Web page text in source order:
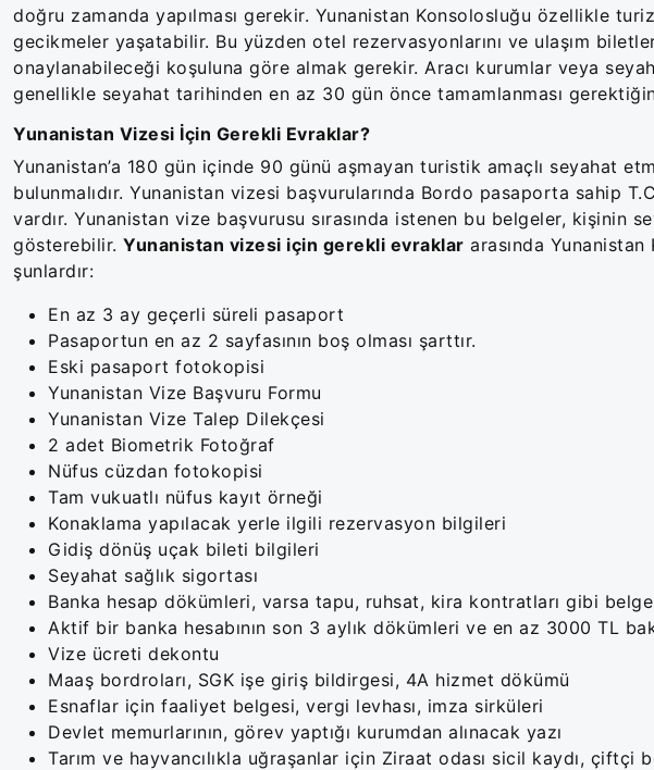
doğru zamanda yapılması gerekir. Yunanistan Konsolosluğu özellikle
gecikmeler yaşatabilir. Bu yüzden otel rezervasyonlarını ve ulaşım
onaylanabileceği koşuluna göre almak gerekir. Aracı kurumlar veya
genellikle seyahat tarihinden en az 30 gün önce tamamlanması
Yunanistan Vizesi İçin Gerekli Evraklar?
Yunanistan’a 180 gün içinde 90 günü aşmayan turistik amaçlı seyahat
bulunmalıdır. Yunanistan vizesi başvurularında Bordo pasaporta sahip
vardır. Yunanistan vize başvurusu sırasında istenen bu belgeler, kişinin
gösterebilir. Yunanistan vizesi için gerekli evraklar arasında
şunlardır:
En az 3 ay geçerli süreli pasaport
Pasaportun en az 2 sayfasının boş olması şarttır.
Eski pasaport fotokopisi
Yunanistan Vize Başvuru Formu
Yunanistan Vize Talep Dilekçesi
2 adet Biometrik Fotoğraf
Nüfus cüzdan fotokopisi
Tam vukuatlı nüfus kayıt örneği
Konaklama yapılacak yerle ilgili rezervasyon bilgileri
Gidiş dönüş uçak bileti bilgileri
Seyahat sağlık sigortası
Banka hesap dökümleri, varsa tapu, ruhsat, kira kontratları gibi
Aktif bir banka hesabının son 3 aylık dökümleri ve en az 3000 TL
Vize ücreti dekontu
Maaş bordroları, SGK işe giriş bildirgesi, 4A hizmet dökümü
Esnaflar için faaliyet belgesi, vergi levhası, imza sirküleri
Devlet memurlarının, görev yaptığı kurumdan alınacak yazı
Tarım ve hayvancılıkla uğraşanlar için Ziraat odası sicil kaydı, çiftçi